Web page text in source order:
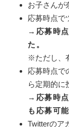
お子さんが
応募時点で
→応募時
た。
※ただし、
応募時点で
ら定期的に
→ 応募時
も応募可
Twitterのア